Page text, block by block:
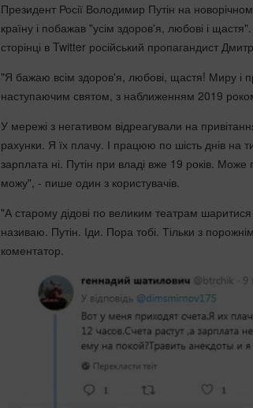
Президент Росії Володимир Путін на
країну і побажав "усім здоров'я, любові і
сторінці в Twitter російський пропагандист
"Я бажаю всім здоров'я, любові, щастя! Миру і
наступаючим святом, з наближенням 2019
У мережі з негативом відреагували на
рахунки. Я їх плачу. І працюю по шість днів на
зарплата ні. Путін при владі вже 19 років.
можу", - пише один з користувачів.
"А старому дідові по великим театрам
називаю. Путін. Іди. Пора тобі. Тільки з
коментатор.